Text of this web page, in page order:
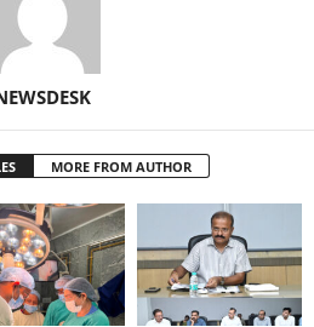
MORE FROM AUTHOR